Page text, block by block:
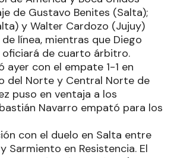
de Gustavo Benites (Salta);
y Walter Cardozo (Jujuy)
línea, mientras que Diego
de cuarto árbitro.
ayer con el empate 1-1 en
del Norte y Central Norte de
puso en ventaja a los
Navarro empató para los
con el duelo en Salta entre
Sarmiento en Resistencia. El